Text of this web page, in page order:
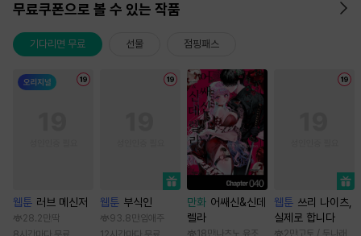
무료쿠폰으로 볼 수 있는 작품
기다리면 무료 선물 점핑패스
웹툰 러브 메신저
28.2만 딱
웹툰 부식인
93.8만 임애주
만화 어쌔신&신데
렐라
18만 나츠노 유조
웹툰 쓰리 나이츠,
실제로 합니다
2만 고토 / 두나래